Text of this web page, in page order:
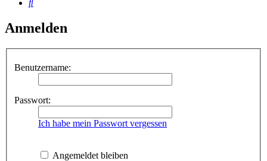
Suche
Anmelden
Benutzername:
Passwort:
Ich habe mein Passwort vergessen
Angemeldet bleiben